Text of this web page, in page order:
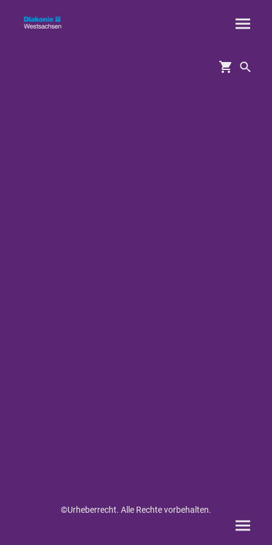
©Urheberrecht. Alle Rechte vorbehalten.